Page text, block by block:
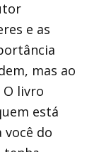
e as
mas ao
livro
está
você do